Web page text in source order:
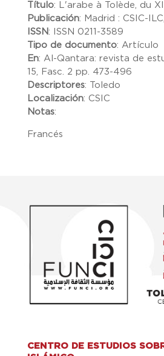
Título: L'arabe à Tolède, du
Publicación: Madrid : CSIC-
ISSN:
ISSN 0211-3589
Tipo de documento: Artículo
En: Al-Qantara: revista de
15, Fasc. 2 pp. 473-496
Descriptores:
Toledo
Localización: CSIC
Notas:
Francés
CENTRO DE ESTUDIOS